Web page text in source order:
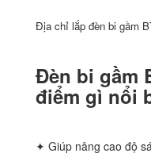
Địa chỉ lắp đèn bi gầm
Đèn bi gầm
điểm gì nổi
✦ Giúp nâng cao độ